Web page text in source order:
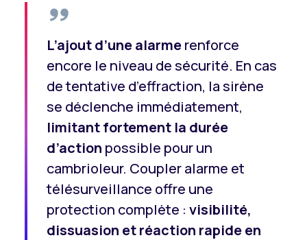
L’ajout d’une alarmerenforce
encore le niveau de sécurité. En cas
de tentative d’effraction, la sirène
se déclenche immédiatement,
limitant fortement la durée
d’action possible pour un
cambrioleur. Coupler alarme et
télésurveillance offre une
protection complète : visibilité,
dissuasion et réaction rapide en